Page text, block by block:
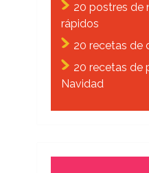
20 postres de
rápidos
20 recetas de
20 recetas de
Navidad